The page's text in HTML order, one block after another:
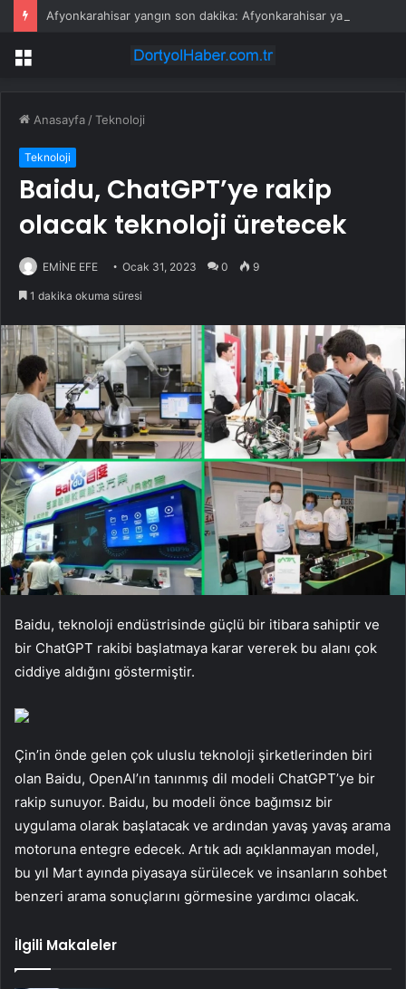
Menü
Anasayfa /Teknoloji
Teknoloji
Baidu, ChatGPT’ye rakip
olacak teknoloji üretecek
EMİNE EFE Ocak 31, 2023 0 9
1 dakika okuma süresi
Baidu, teknoloji endüstrisinde güçlü bir itibara sahiptir ve
bir ChatGPT rakibi başlatmaya karar vererek bu alanı çok
ciddiye aldığını göstermiştir.
Çin’in önde gelen çok uluslu teknoloji şirketlerinden biri
olan Baidu, OpenAl’ın tanınmış dil modeli ChatGPT’ye bir
rakip sunuyor. Baidu, bu modeli önce bağımsız bir
uygulama olarak başlatacak ve ardından yavaş yavaş arama
motoruna entegre edecek. Artık adı açıklanmayan model,
bu yıl Mart ayında piyasaya sürülecek ve insanların sohbet
benzeri arama sonuçlarını görmesine yardımcı olacak.
İlgili Makaleler